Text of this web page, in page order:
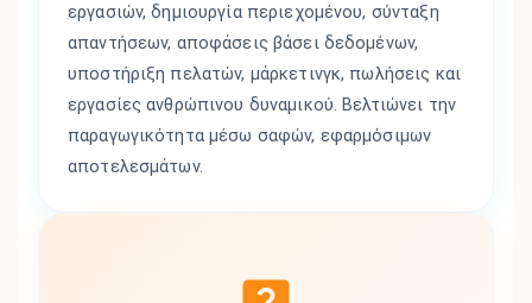
εργασιών, δημιουργία περιεχομένου, σύνταξη
απαντήσεων, αποφάσεις βάσει δεδομένων,
υποστήριξη πελατών, μάρκετινγκ, πωλήσεις και
εργασίες ανθρώπινου δυναμικού. Βελτιώνει την
παραγωγικότητα μέσω σαφών, εφαρμόσιμων
αποτελεσμάτων.